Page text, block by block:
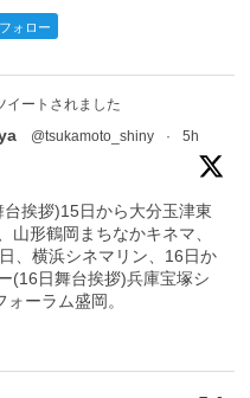
フォロー
イートされました
@tsukamoto_shiny · 5h
挨拶)15日から大分玉津東
山形鶴岡まちなかキネマ、
、横浜シネマリン、16日か
(16日舞台挨拶)兵庫宝塚シ
ーラム盛岡。